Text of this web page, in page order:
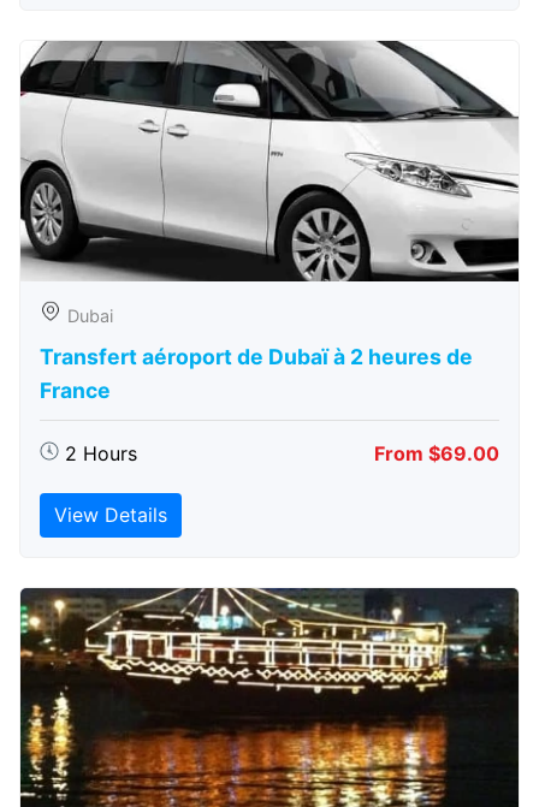
Dubai
Transfert aéroport de Dubaï à 2 heures de
France
2 Hours From $69.00
View Details